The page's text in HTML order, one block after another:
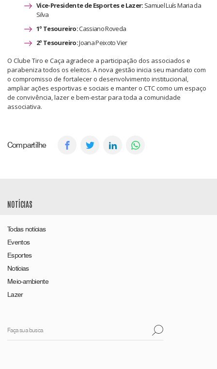
Vice-Presidente de Esportes e Lazer: Samuel Luís Maria da
Silva
1º Tesoureiro:Cassiano Roveda
2º Tesoureiro:Joana Peixoto Vier
O Clube Tiro e Caça agradece a participação dos associados e
parabeniza todos os eleitos. A nova gestão inicia seu mandato com
o compromisso de fortalecer o desenvolvimento institucional,
ampliar ações esportivas e sociais e manter o CTC como um espaço
de convivência, lazer e bem-estar para toda a comunidade
associativa.
Compartilhe
NOTÍCIAS
Todas notícias
Eventos
Esportes
Notícias
Meio-ambiente
Lazer